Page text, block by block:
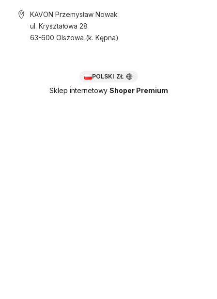
KAVON Przemysław Nowak
ul. Kryształowa 28
63-600 Olszowa (k. Kępna)
POLSKI ZŁ
Sklep internetowy Shoper Premium